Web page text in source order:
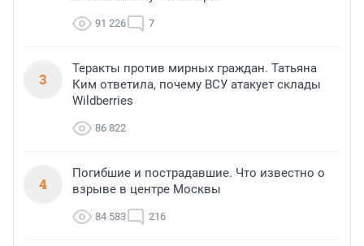
91 226 7
3
Теракты против мирных граждан. Татьяна
Ким ответила, почему ВСУ атакует склады
Wildberries
86 822
4
Погибшие и пострадавшие. Что известно о
взрыве в центре Москвы
84 583 216